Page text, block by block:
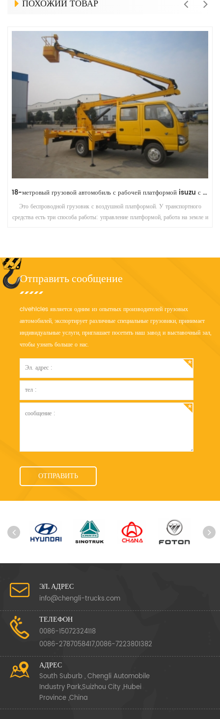
ПОХОЖИЙ ТОВАР
складной 16-метровый воздушный подъемник с беспроводным управлением dongfeng
Это беспроводной грузовик с воздушной платформой. У транспортного
средства есть три способа работы: управление платформой, работа на земле и
Отправить сообщение
clvehicles является одним из опытных производителей грузовых
автомобилей, экспортирует различные специальные грузовики, принимает
индивидуальные услуги, приглашает посетить наш завод и выставочный зал,
чтобы узнать больше о нас.
ЭЛ. АДРЕС
info@chengli-trucks.com
ТЕЛЕФОН
0086-15072324118
0086-2787058417,0086-7223801382
АДРЕС
South Suburb , Chengli Automobile
Industry Park,Suizhou City ,Hubei
Province ,China